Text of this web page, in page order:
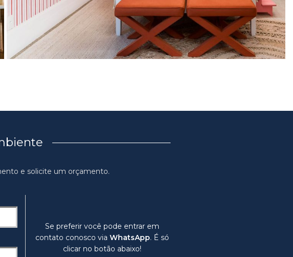
e solicite um orçamento.
Se preferir você pode entrar em
contato conosco via WhatsApp. É só
clicar no botão abaixo!